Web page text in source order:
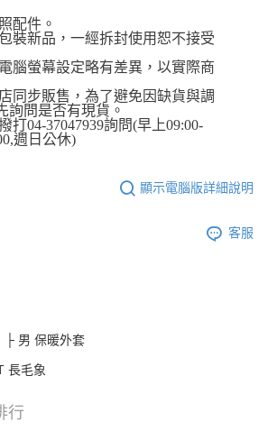
配件。
裝新品，一經拆封使用恕不接受
腦螢幕設定略有差異，以實際商
同步販售，為了避免因缺貨與調
詢問是否有現貨。
04-37047939詢問(早上09:00-
週日公休)
顯示電腦版詳細說明
客服
├ 男 保暖外套
長毛象
行